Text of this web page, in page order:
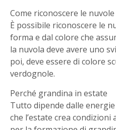
Come riconoscere le
È possibile riconoscere le
forma e dal colore che
la nuvola deve avere uno
poi, deve essere di colore
verdognole.
Perché grandina in estate
Tutto dipende dalle
che l’estate crea